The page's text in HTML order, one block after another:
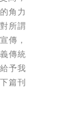
角力
所謂
傳，
傳統
予我
篇刊